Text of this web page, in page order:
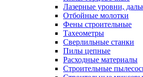
Лазерные уровни,
Отбойные молотки
Фены строительные
Тахеометры
Сверлильные станки
Пилы цепные
Расходные материалы
Строительные